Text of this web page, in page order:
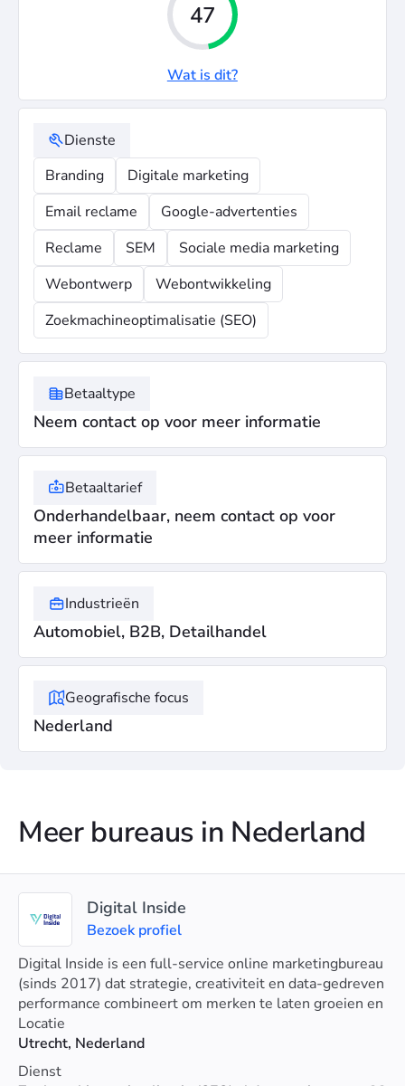
47
Wat is dit?
Dienste
Branding
Digitale marketing
Email reclame
Google-advertenties
Reclame
SEM
Sociale media marketing
Webontwerp
Webontwikkeling
Zoekmachineoptimalisatie (SEO)
Betaaltype
Neem contact op voor meer informatie
Betaaltarief
Onderhandelbaar, neem contact op voor
meer informatie
Industrieën
Automobiel, B2B, Detailhandel
Geografische focus
Nederland
Meer bureaus in Nederland
Digital Inside
Bezoek profiel
Digital Inside is een full-service online marketingbureau
(sinds 2017) dat strategie, creativiteit en data-gedreven
performance combineert om merken te laten groeien en
meetbare resultaten te behalen.
Locatie
Utrecht, Nederland
Dienst